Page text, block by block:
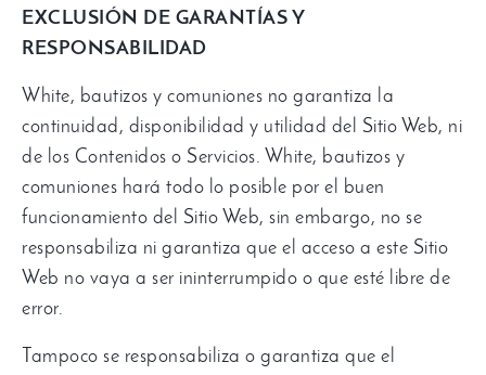
EXCLUSIÓN DE GARANTÍAS Y
RESPONSABILIDAD
White, bautizos y comuniones no garantiza la
continuidad , disponibilidad y utilidad del Sitio Web, ni
de los Contenidos o Servicios. White, bautizos y
comuniones hará todo lo posible por el buen
funcionamiento del Sitio Web, sin embargo, no se
responsabiliza ni garantiza que el acceso a este Sitio
Web no vaya a ser ininterrumpido o que esté libre de
error.
Tampoco se responsabiliza o garantiza que el